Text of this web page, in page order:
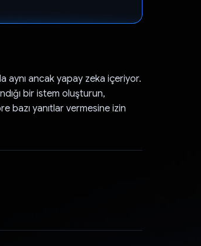
aynı ancak yapay zeka içeriyor.
bir istem oluşturun,
bazı yanıtlar vermesine izin